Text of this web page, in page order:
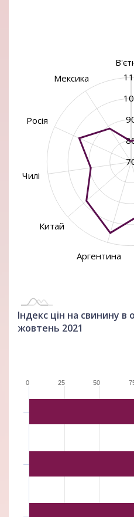
L
Аргентина
Китай
Чилі
Росія
Мексика
Індекс цін на свинину в
жовтень 2021
0 25 50